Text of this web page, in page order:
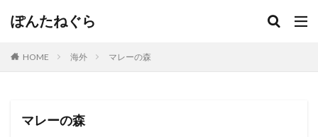
ぽんたねぐら
HOME 海外 マレーの森
マレーの森